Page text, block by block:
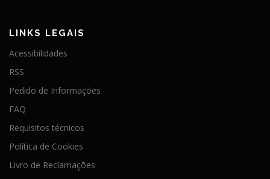
LINKS LEGAIS
Acessibilidades
RSS
Pedido de Informações
FAQ
Requisitos técnicos
Política de Cookies
Livro de Reclamações